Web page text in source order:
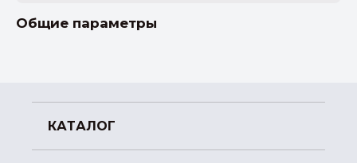
Общие параметры
КАТАЛОГ